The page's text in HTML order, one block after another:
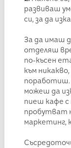
развиваш
си, за да
За да имаш
отделяш
по-късен
към
поработиш.
можеш да
пиеш кафе
пробутват
маркетинг,